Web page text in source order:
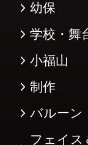
幼保
学校・舞
小福山
制作
バルーン
フェイス